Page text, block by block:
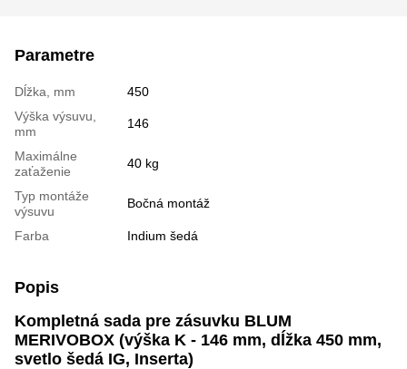
Parametre
Dĺžka, mm
450
Výška výsuvu,
mm
146
Maximálne
zaťaženie
40 kg
Typ montáže
výsuvu
Bočná montáž
Farba Indium šedá
Popis
Kompletná sada pre zásuvku BLUM
MERIVOBOX (výška K - 146 mm, dĺžka 450 mm,
svetlo šedá IG, Inserta)